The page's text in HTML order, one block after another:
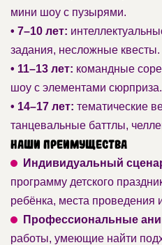
мини шоу с пузырями.
• 7–10 лет:
задания, несложные квесты.
• 11–13 лет: командные
шоу с элементами сюрприза.
• 14–17 лет: тематические
танцевальные баттлы,
Наши преимущества
Индивидуальный
программу детского
ребёнка, места проведения
Профессиональные
работы, умеющие найти